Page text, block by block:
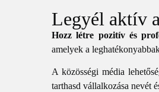
Legyél aktív
Hozz létre pozitív és
amelyek a
A közösségi média
tarthasd vállalkozása nevét